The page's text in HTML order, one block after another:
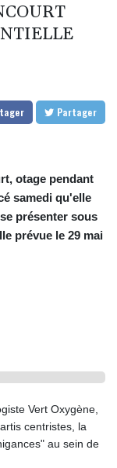
Partager
otage pendant
samedi qu'elle
présenter sous
prévue le 29 mai
Vert Oxygène,
centristes, la
au sein de